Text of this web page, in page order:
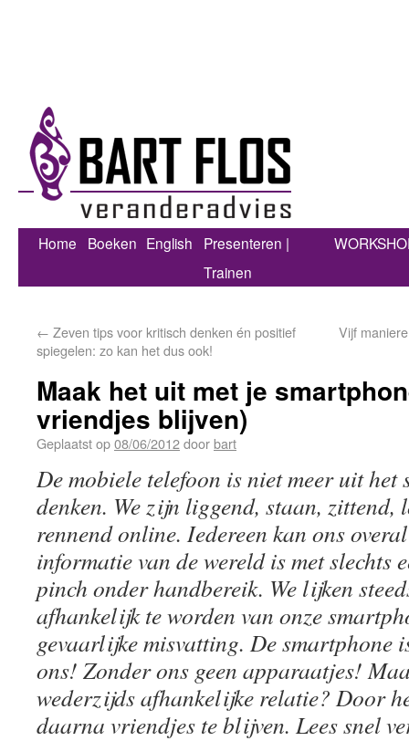
Home Boeken English
Presenteren |
Trainen
← Zeven tips voor kritisch denken én positief
spiegelen: zo kan het dus ook!
Vijf
Maak het uit met je
vriendjes blijven)
Geplaatst op08/06/2012doorbart
De mobiele telefoon is niet meer uit het
denken. We zijn liggend, staan, zittend,
rennend online. Iedereen kan ons
informatie van de wereld is met slechts
pinch onder handbereik. We lijken
afhankelijk te worden van onze
gevaarlijke misvatting. De smartphone
ons! Zonder ons geen apparaatjes!
wederzijds afhankelijke relatie? Door
daarna vriendjes te blijven. Lees snel